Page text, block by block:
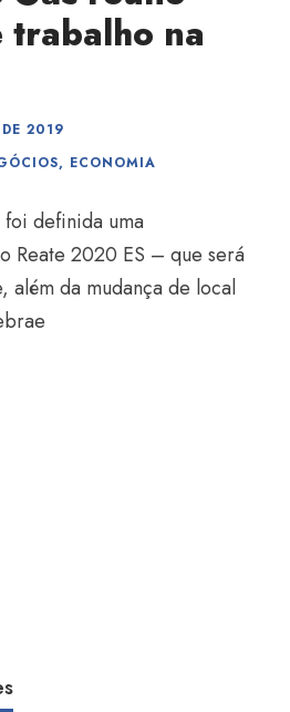
na
2019
, ECONOMIA
definida uma
Reate 2020 ES – que será
além da mudança de local